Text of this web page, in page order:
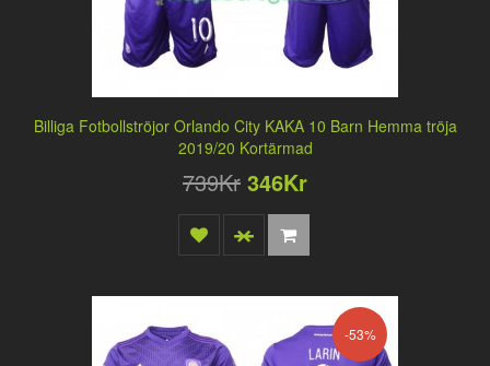
Billiga Fotbollströjor Orlando City KAKA 10 Barn Hemma tröja
2019/20 Kortärmad
739Kr 346Kr
-53%